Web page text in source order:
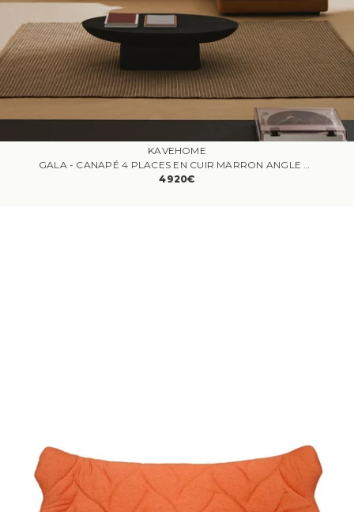
KAVEHOME
4920€